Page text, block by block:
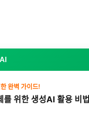
완벽 가이드!
를 위한 생성AI 활용 비법